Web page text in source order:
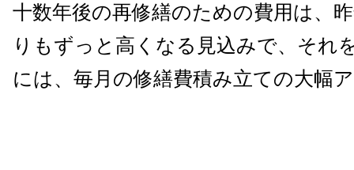
十数年後の再修繕のための費用は、
りもずっと高くなる見込みで、それ
には、毎月の修繕費積み立ての大幅